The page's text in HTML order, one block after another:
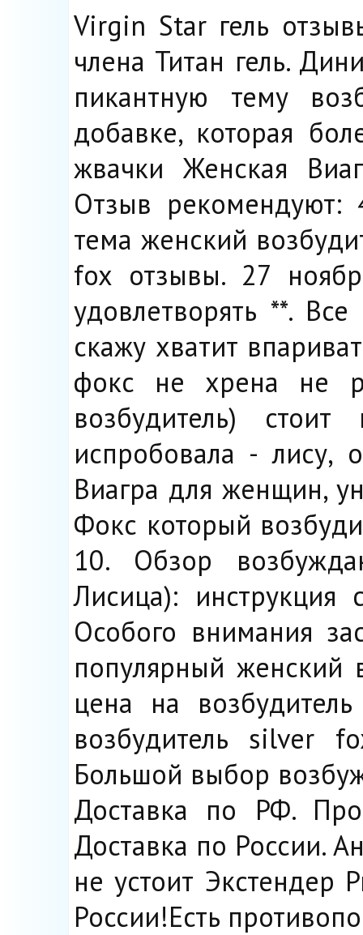
Virgin Star гель
члена Титан гель.
пикантную тему
добавке, которая
жвачки Женская
Отзыв рекомендуют:
тема женский
fox отзывы. 27
удовлетворять **.
скажу хватит
фокс не хрена не
возбудитель)
испробовала - лису,
Виагра для женщин,
Фокс который
10. Обзор
Лисица):
Особого внимания
популярный женский
цена на
возбудитель silver
Большой выбор
Доставка по РФ.
Доставка по России.
не устоит Экстендер
России!Есть